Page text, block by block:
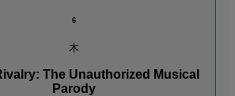
6
木
The Unauthorized Musical
Parody